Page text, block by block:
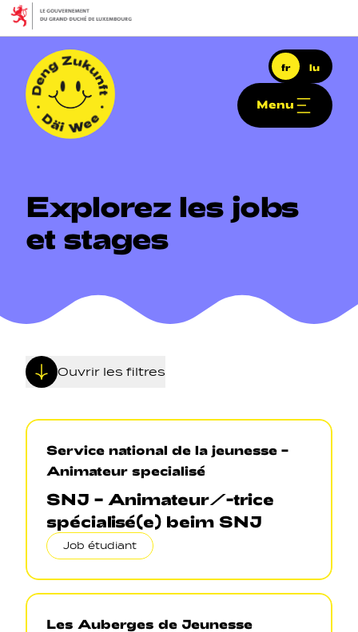
Aller au contenu principal
fr lu
Menu
Navigation principale
Navigation secondarie
Réseaux sociaux
Navigation pied de page
Gérer les cookies
Explorez les jobs
et stages
Ouvrir les filtres
Service national de la jeunesse –
Animateur specialisé
SNJ – Animateur/-trice
spécialisé(e) beim SNJ
Job étudiant
Les Auberges de Jeunesse